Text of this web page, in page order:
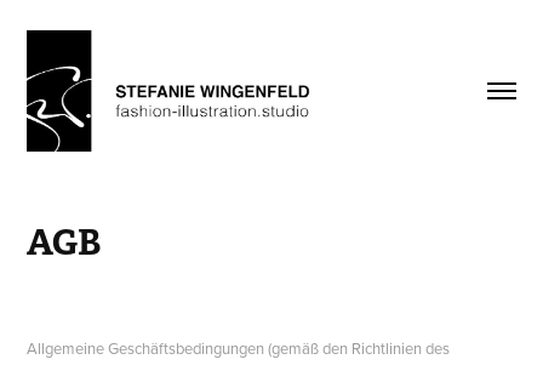
AGB
Allgemeine Geschäftsbedingungen (gemäß den Richtlinien des